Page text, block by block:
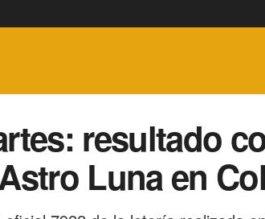
resultado
Luna en